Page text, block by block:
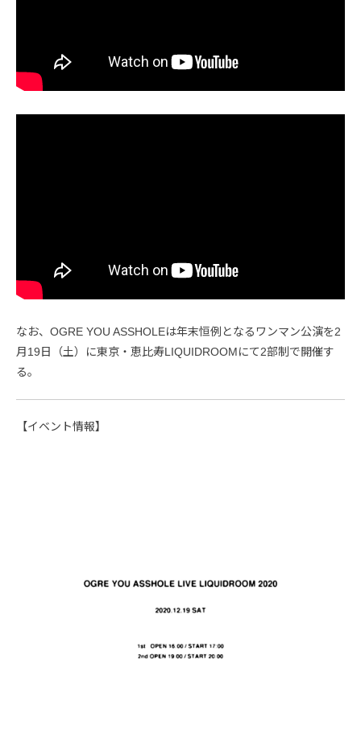
なお、OGRE YOU ASSHOLEは年末恒例となるワンマン公演を2
月19日（土）に東京・恵比寿LIQUIDROOMにて2部制で開催す
る
【イベント情報】